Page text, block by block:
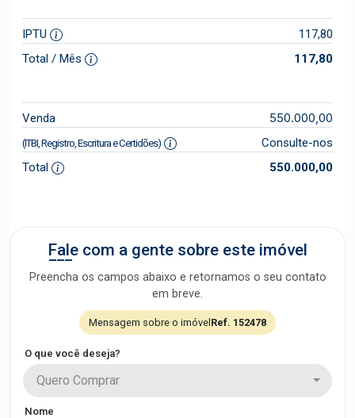
IPTU
117,80
Total / Mês
117,80
Venda 550.000,00
(ITBI, Registro, Escritura e Certidões)
Consulte-nos
Total
550.000,00
Fale com a gente sobre este imóvel
Preencha os campos abaixo e retornamos o seu contato
em breve.
Mensagem sobre o imóvel Ref. 152478
O que você deseja?
Quero Comprar
Nome